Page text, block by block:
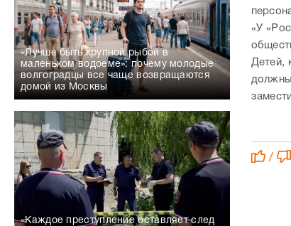
«Лучше быть крупной рыбой в
маленьком водоеме»: почему молодые
волгоградцы все чаще возвращаются
домой из Москвы
«Каждое преступление оставляет след
«У
Детей,
/